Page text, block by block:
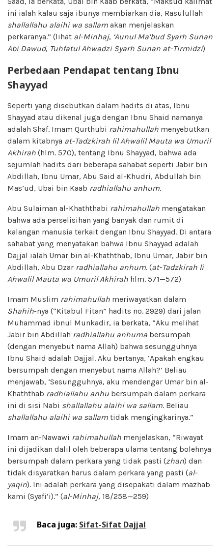
ini ialah kalau saja ibunya membiarkan dia, Rasulullah
shallallahu alaihi wa sallam akan menjelaskan
perkaranya.” (lihat al-Minhaj, ‘Aunul Ma’bud Syarh Sunan
Abi Dawud, Tuhfatul Ahwadzi Syarh Sunan at-Tirmidzi)
Perbedaan Pendapat tentang Ibnu
Shayyad
Seperti yang disebutkan dalam hadits di atas, Ibnu
Shayyad atau dikenal juga dengan Ibnu Shaid namanya
adalah Shaf. Imam Qurthubi rahimahullah menyebutkan
dalam kitabnya at-Tadzkirah lil Ahwalil Mauta wa Umuril
Akhirah (hlm. 570), tentang Ibnu Shayyad, bahwa ada
sejumlah hadits dari beberapa sahabat seperti Jabir bin
Abdillah, Ibnu Umar, Abu Said al-Khudri, Abdullah bin
Mas’ud, Ubai bin Kaab radhiallahu anhum.
Abu Sulaiman al-Khaththabi rahimahullah mengatakan
bahwa ada perselisihan yang banyak dan rumit di
kalangan manusia terkait dengan Ibnu Shayyad. Di antara
sahabat yang menyatakan bahwa Ibnu Shayyad adalah
Dajjal ialah Umar bin al-Khaththab, Ibnu Umar, Jabir bin
Abdillah, Abu Dzar radhiallahu anhum. (at-Tadzkirah li
Ahwalil Mauta wa Umuril Akhirah hlm. 571—572)
Imam Muslim rahimahullah meriwayatkan dalam
Shahih-nya (“Kitabul Fitan” hadits no. 2929) dari jalan
Muhammad ibnul Munkadir, ia berkata, “Aku melihat
Jabir bin Abdillah radhiallahu anhuma bersumpah
(dengan menyebut nama Allah) bahwa sesungguhnya
Ibnu Shaid adalah Dajjal. Aku bertanya, ‘Apakah engkau
bersumpah dengan menyebut nama Allah?’ Beliau
menjawab, ‘Sesungguhnya, aku mendengar Umar bin al-
Khaththab radhiallahu anhu bersumpah dalam perkara
ini di sisi Nabi shallallahu alaihi wa sallam. Beliau
shallallahu alaihi wa sallam tidak mengingkarinya.”
Imam an-Nawawi rahimahullah menjelaskan, “Riwayat
ini dijadikan dalil oleh beberapa ulama tentang bolehnya
bersumpah dalam perkara yang tidak pasti (zhan) dan
tidak disyaratkan harus dalam perkara yang pasti (al-
yaqin). Ini adalah perkara yang disepakati dalam mazhab
kami (Syafi’i).” (al-Minhaj, 18/258—259)
Baca juga: Sifat-Sifat Dajjal